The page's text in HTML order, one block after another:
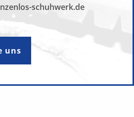
schuhwerk.de
uns